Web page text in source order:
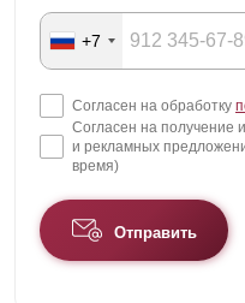
+7
Согласен на обработку
Согласен на получение
и рекламных
время)
Отправить